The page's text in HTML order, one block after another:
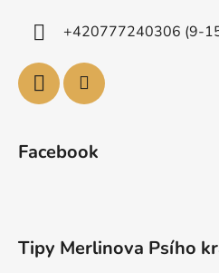
+420777240306 (9-
Facebook
Tipy Merlinova Psího